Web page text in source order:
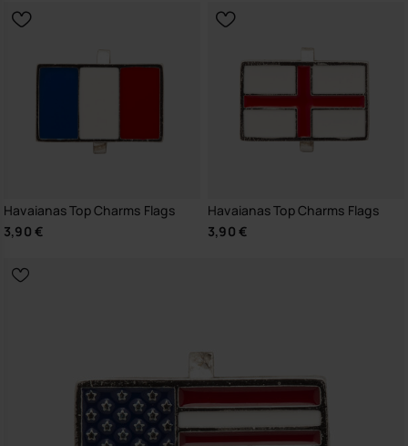
Havaianas Top Charms Flags
3,90 €
Havaianas Top Charms Flags
3,90 €